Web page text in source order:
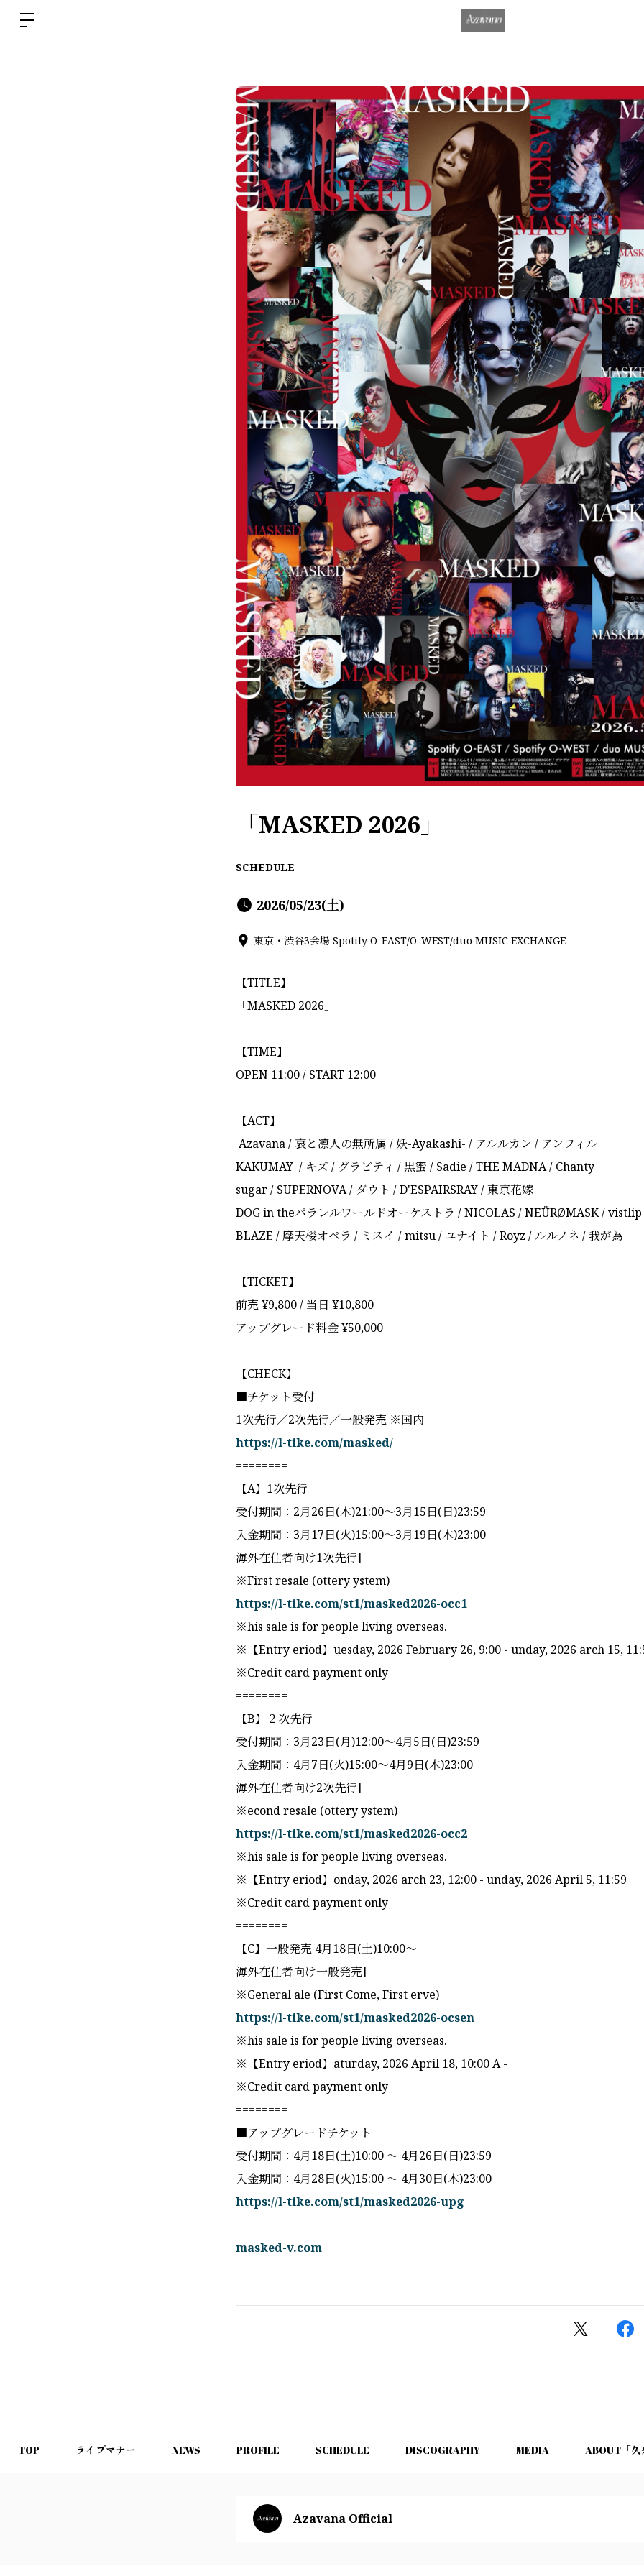
「MASKED 2026」
SCHEDULE
2026/05/23(土)
東京・渋谷3会場 Spotify O-EAST/O-WEST/duo MUSIC EXCHANGE
【TITLE】
「MASKED 2026」
【TIME】
OPEN 11:00 / START 12:00
【ACT】
Azavana / 哀と凛人の無所属 / 妖-Ayakashi- / アルルカン / アンフィル
KAKUMAY / キズ / グラビティ / 黒蜜 / Sadie / THE MADNA / Chanty
sugar / SUPERNOVA / ダウト / D'ESPAIRSRAY / 東京花嫁
DOG in theパラレルワールドオーケストラ / NICOLAS / NEÜRØMASK / vistlip
BLAZE / 摩天楼オペラ / ミスイ / mitsu / ユナイト / Royz / ルルノネ / 我が為
【TICKET】
前売 ¥9,800 / 当日 ¥10,800
アップグレード料金 ¥50,000
【CHECK】
■チケット受付
1次先行／2次先行／一般発売 ※国内
https://l-tike.com/masked/
========
【A】1次先行
受付期間：2月26日(木)21:00〜3月15日(日)23:59
入金期間：3月17日(火)15:00〜3月19日(木)23:00
海外在住者向け1次先行]
※First resale (ottery ystem)
https://l-tike.com/st1/masked2026-occ1
※his sale is for people living overseas.
※【Entry eriod】uesday, 2026 February 26, 9:00 - unday, 2026 arch 15,
※Credit card payment only
========
【B】２次先行
受付期間：3月23日(月)12:00〜4月5日(日)23:59
入金期間：4月7日(火)15:00〜4月9日(木)23:00
海外在住者向け2次先行]
※econd resale (ottery ystem)
https://l-tike.com/st1/masked2026-occ2
※his sale is for people living overseas.
※【Entry eriod】onday, 2026 arch 23, 12:00 - unday, 2026 April 5, 11:59
※Credit card payment only
========
【C】一般発売 4月18日(土)10:00〜
海外在住者向け一般発売]
※General ale (First Come, First erve)
https://l-tike.com/st1/masked2026-ocsen
※his sale is for people living overseas.
※【Entry eriod】aturday, 2026 April 18, 10:00 A -
※Credit card payment only
========
■アップグレードチケット
受付期間：4月18日(土)10:00 〜 4月26日(日)23:59
入金期間：4月28日(火)15:00 〜 4月30日(木)23:00
https://l-tike.com/st1/masked2026-upg
masked-v.com
TOP ライブマナー NEWS PROFILE SCHEDULE DISCOGRAPHY MEDIA ABOUT「久
Azavana Official